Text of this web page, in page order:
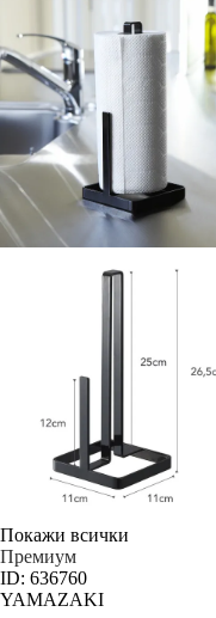
Покажи всички
Премиум
ID: 636760
YAMAZAKI